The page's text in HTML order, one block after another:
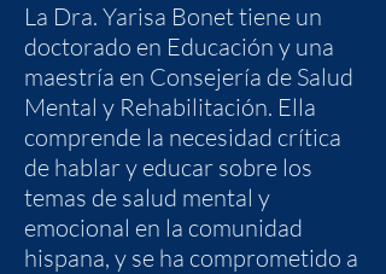
La Dra. Yarisa Bonet tiene un
doctorado en Educación y una
maestría en Consejería de Salud
Mental y Rehabilitación. Ella
comprende la necesidad crítica
de hablar y educar sobre los
temas de salud mental y
emocional en la comunidad
hispana, y se ha comprometido a